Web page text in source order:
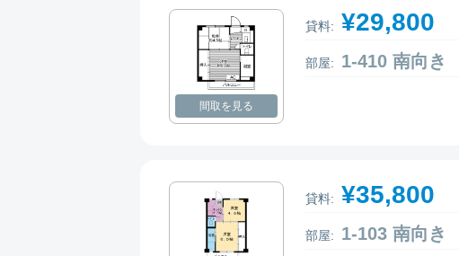
間取を見る
貸料: ¥29,800
部屋: 1-410 南向き
貸料: ¥35,800
部屋: 1-103 南向き